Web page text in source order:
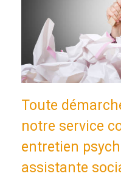
Toute
notre service
entretien
assistante